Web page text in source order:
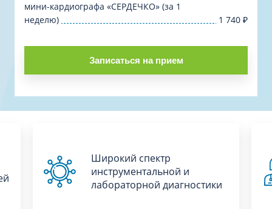
мини-кардиографа «СЕРДЕЧКО» (за 1
неделю)
1 740 ₽
Записаться на прием
Широкий спектр
инструментальной и
лабораторной диагностики